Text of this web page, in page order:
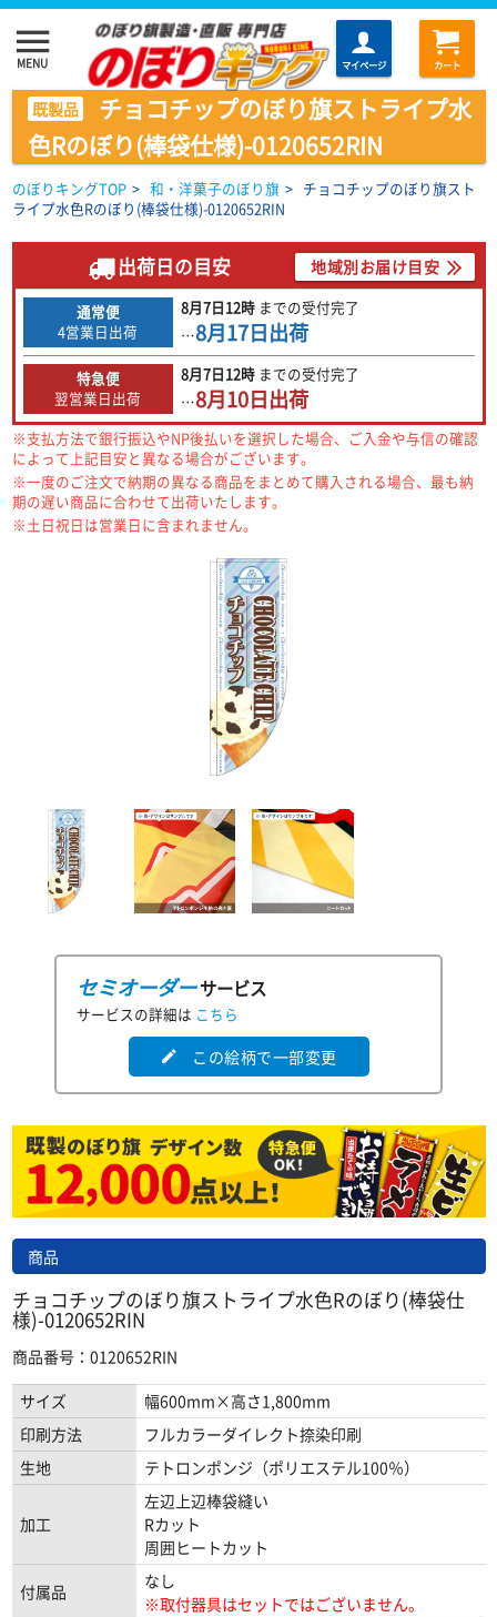
menu
MENU マイページ カート
既製品
チョコチップのぼり旗ストライプ水
色Rのぼり(棒袋仕様)-0120652RIN
のぼりキングTOP > 和・洋菓子のぼり旗 > チョコチップのぼり旗スト
ライプ水色Rのぼり(棒袋仕様)-0120652RIN
出荷日の目安 地域別お届け目安
通常便
4営業日出荷
8月7日12時 までの受付完了
…8月17日出荷
特急便
翌営業日出荷
8月7日12時 までの受付完了
…8月10日出荷
※支払方法で銀行振込やNP後払いを選択した場合、ご入金や与信の確認
によって上記目安と異なる場合がございます。
※一度のご注文で納期の異なる商品をまとめて購入される場合、最も納
期の遅い商品に合わせて出荷いたします。
※土日祝日は営業日に含まれません。
セミオーダーサービス
サービスの詳細は こちら
edit この絵柄で一部変更
商品
チョコチップのぼり旗ストライプ水色Rのぼり(棒袋仕
様)-0120652RIN
商品番号：0120652RIN
サイズ
幅600mm×高さ1,800mm
印刷方法
フルカラーダイレクト捺染印刷
生地
テトロンポンジ（ポリエステル100％）
加工
左辺上辺棒袋縫い
Rカット
周囲ヒートカット
付属品
なし
※取付器具はセットではございません。